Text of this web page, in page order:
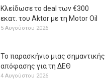
Κλείδωσε το deal των €300
εκατ. του Aktor με τη Μotor Oil
5 Αυγούστου 2026
Το παρασκήνιο μιας σημαντικής
απόφασης για τη ΔΕΘ
4 Αυγούστου 2026